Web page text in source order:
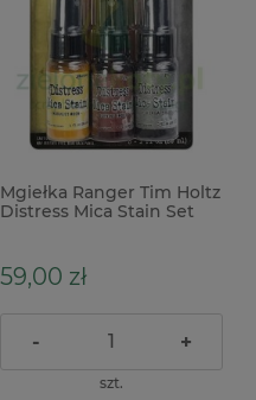
Mgiełka Ranger Tim Holtz
Distress Mica Stain Set
59,00 zł
- +
szt.